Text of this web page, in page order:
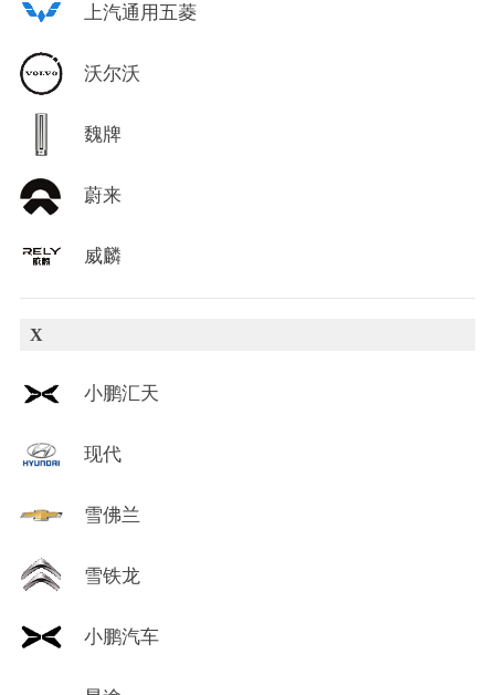
上汽通用五菱
沃尔沃
魏牌
蔚来
威麟
X
小鹏汇天
现代
雪佛兰
雪铁龙
小鹏汽车